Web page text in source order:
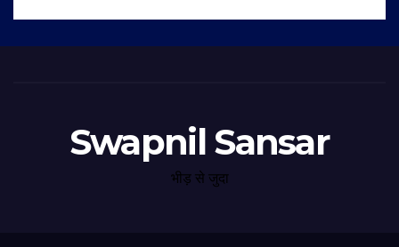
Swapnil Sansar
भीड़ से जुदा